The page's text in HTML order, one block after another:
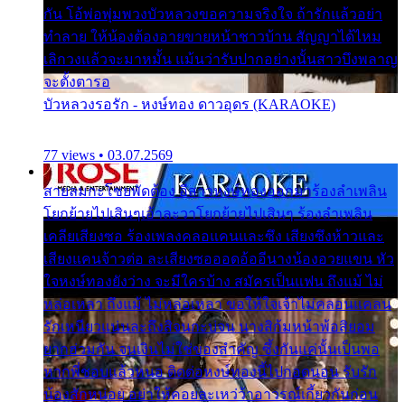
กัน โอ้พ่อพุ่มพวงบัวหลวงขอความจริงใจ ถ้ารักแล้วอย่า
ทำลาย ให้น้องต้องอายขายหน้าชาวบ้าน สัญญาได้ไหม
เลิกวงแล้วจะมาหมั้น แม้นว่ารับปากอย่างนั้นสาวบึงพลาญ
จะตั้งตารอ
บัวหลวงรอรัก - หงษ์ทอง ดาวอุดร (KARAOKE)
77 views • 03.07.2569
สายลมกะโชยพัดต้อง อีสาวหงษ์ทองออกมาร้องลำเพลิน
โยกย้ายไปเสินๆเอ้าละวาโยกย้ายไปเสินๆ ร้องลำเพลิน
เคลียเสียงซอ ร้องเพลงคลอแคนและซึง เสียงซึงห้าวและ
เสียงแคนจ้าวต่อ ละเสียงซอออดอ้ออีนางน้องอวยแขน หัว
ใจหงษ์ทองยังว่าง จะมีใครบ้าง สมัครเป็นแฟน ถึงแม้ ไม่
หล่อเหลา ถึงแม้ ไม่หล่อเหลา ขอให้ใจเจ้าไม่คลอนแคลน
รักเหนียวแน่นละถึงสิจนกะบ่จน นางสิก้มหน้าพ้อสิยอม
ยากฮ่วมกัน จนเงินไม่ใช่ของสำคัญ ซึ้งกันแค่นั้นเป็นพอ
หากพี่ชอบแล้วหนอ ติดต่อหงษ์ทองนี้ไปกอดนอน รับรัก
น้องสักหน่อย อย่าให้คอยละเหว่ว้าอาวรณ์เกี้ยวกันก่อน